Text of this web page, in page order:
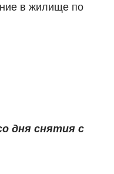
в жилище по
дня снятия с